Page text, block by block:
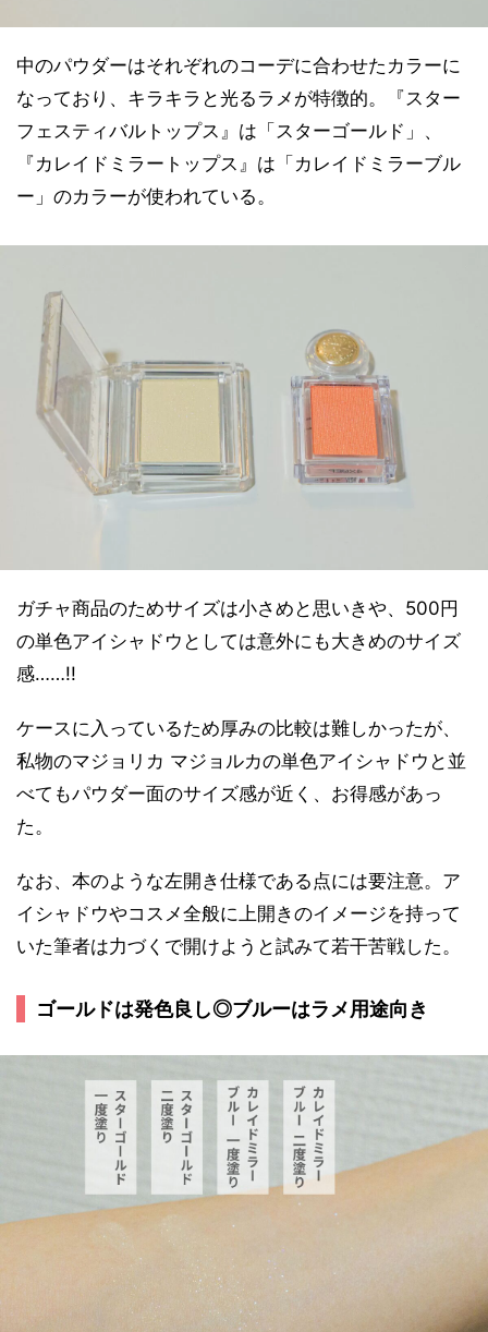
中のパウダーはそれぞれのコーデに合わせたカラーに
なっており、キラキラと光るラメが特徴的。『スター
フェスティバルトップス』は「スターゴールド」、
『カレイドミラートップス』は「カレイドミラーブル
ー」のカラーが使われている。
ガチャ商品のためサイズは小さめと思いきや、500円
の単色アイシャドウとしては意外にも大きめのサイズ
感……!!
ケースに入っているため厚みの比較は難しかったが、
私物のマジョリカ マジョルカの単色アイシャドウと並
べてもパウダー面のサイズ感が近く、お得感があっ
た。
なお、本のような左開き仕様である点には要注意。ア
イシャドウやコスメ全般に上開きのイメージを持って
いた筆者は力づくで開けようと試みて若干苦戦した。
ゴールドは発色良し◎ブルーはラメ用途向き